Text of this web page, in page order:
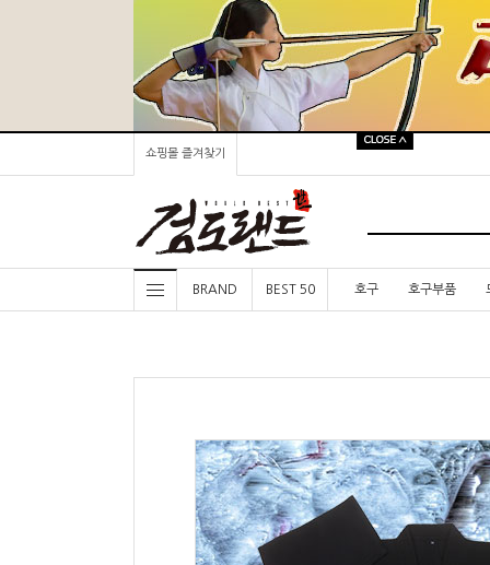
쇼핑몰 즐겨찾기
BRAND BEST 50 호구 호구부품